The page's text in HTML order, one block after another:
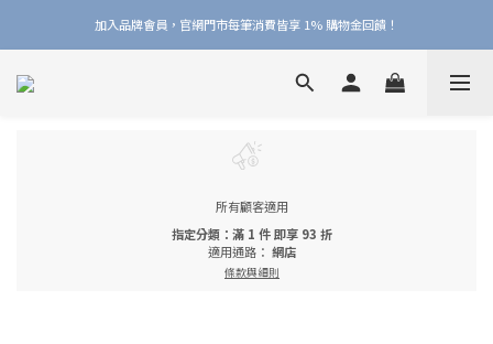
加入品牌會員，官網門市每筆消費皆享 1% 購物金回饋！
加入品牌會員，官網門市每筆消費皆享 1% 購物金回饋！
線上線下皆可累積 & 折抵購物金，再送 $50 入會禮
所有顧客適用
指定分類：滿 1 件 即享 93 折
適用通路： 網店
條款與細則